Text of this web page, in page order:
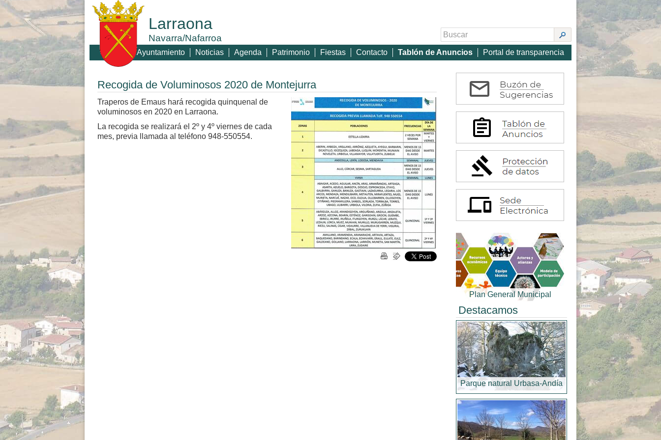
Larraona
Navarra/Nafarroa
Ayuntamiento Noticias Agenda Patrimonio Fiestas Contacto Tablón de Anuncios Portal de transparencia
Recogida de Voluminosos 2020 de Montejurra
Traperos de Emaus hará recogida quinquenal de
voluminosos en 2020 en Larraona.
La recogida se realizará el 2º y 4º viernes de cada
mes, previa llamada al teléfono 948-550554.
Plan General Municipal
Destacamos
Parque natural Urbasa-Andía